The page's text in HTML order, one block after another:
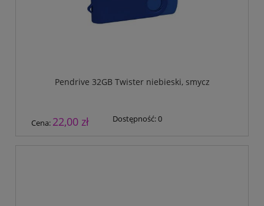
Pendrive 32GB Twister niebieski, smycz
Cena: 22,00 zł Dostępność:0